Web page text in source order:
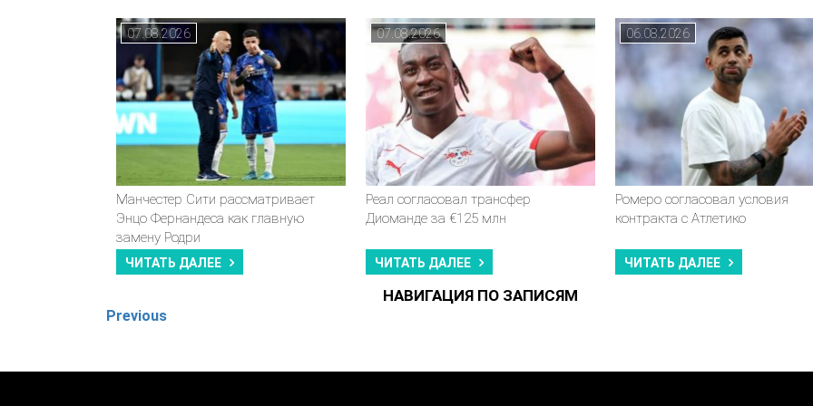
07.08.2026
Манчестер Сити рассматривает
Энцо Фернандеса как главную
замену Родри
ЧИТАТЬ ДАЛЕЕ
07.08.2026
Реал согласовал трансфер
Диоманде за €125 млн
ЧИТАТЬ ДАЛЕЕ
06.08.2026
Ромеро согласовал условия
контракта с Атлетико
ЧИТАТЬ ДАЛЕЕ
НАВИГАЦИЯ ПО ЗАПИСЯМ
Previous